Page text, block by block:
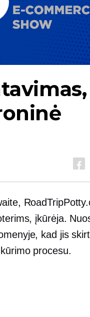
įkūrėja.
kad jis
procesu.